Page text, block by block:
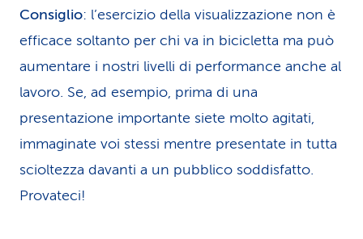
Consiglio: l’esercizio della visua­liz­za­zione non è
efficace soltanto per chi va in bicicletta ma può
au­men­tare i nostri livelli di performance anche al
lavoro. Se, ad esempio, prima di una
presentazione impor­tante siete molto agitati,
immaginate voi stessi mentre presentate in tutta
scioltezza davanti a un pubblico soddisfatto.
Provateci!